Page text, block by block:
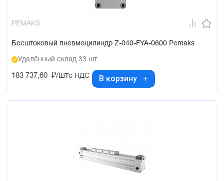
PEMAKS
Бесштоковый пневмоцилиндр Z-040-FYA-0600 Pemaks
Удалённый склад 33 шт
183 737,60 ₽/штс НДС В корзину